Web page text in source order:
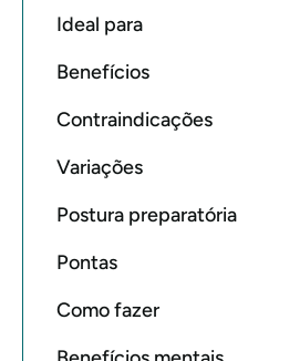
Ideal para
Benefícios
Contraindicações
Variações
Postura preparatória
Pontas
Como fazer